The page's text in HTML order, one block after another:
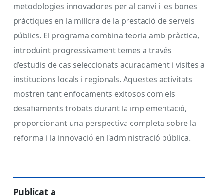
metodologies innovadores per al canvi i les bones
pràctiques en la millora de la prestació de serveis
públics. El programa combina teoria amb pràctica,
introduint progressivament temes a través
d’estudis de cas seleccionats acuradament i visites a
institucions locals i regionals. Aquestes activitats
mostren tant enfocaments exitosos com els
desafiaments trobats durant la implementació,
proporcionant una perspectiva completa sobre la
reforma i la innovació en l’administració pública.
Publicat a